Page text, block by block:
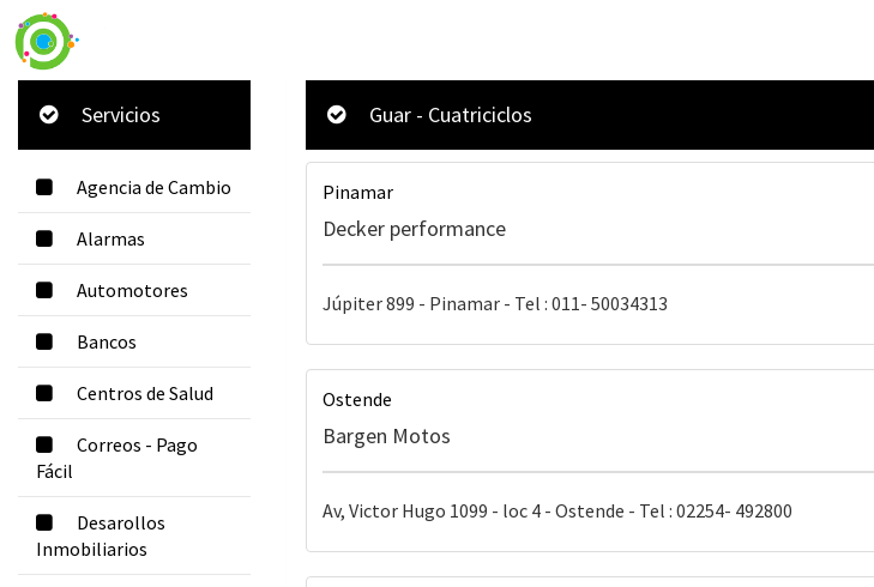
Servicios
Agencia de Cambio
Alarmas
Automotores
Bancos
Centros de Salud
Correos - Pago
Fácil
Desarollos
Inmobiliarios
Guar - Cuatriciclos
Pinamar
Decker performance
Júpiter 899 - Pinamar - Tel : 011- 50034313
Ostende
Bargen Motos
Av, Victor Hugo 1099 - loc 4 - Ostende - Tel : 02254- 492800